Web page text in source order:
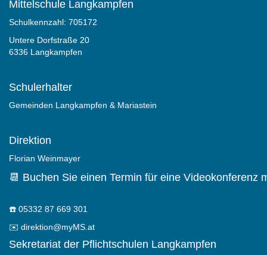
Mittelschule Langkampfen
Schulkennzahl: 705172
Untere Dorfstraße 20
6336 Langkampfen
Schulerhalter
Gemeinden Langkampfen & Mariastein
Direktion
Florian Weinmayer
📆 Buchen Sie einen Termin für eine Videokonferenz
☎️ 05332 87 669 301
✉️ direktion@myMS.at
Sekretariat der Pflichtschulen Langkampfen